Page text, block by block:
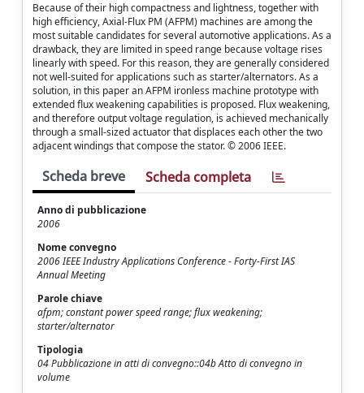
Because of their high compactness and lightness, together with
high efficiency, Axial-Flux PM (AFPM) machines are among the
most suitable candidates for several automotive applications. As a
drawback, they are limited in speed range because voltage rises
linearly with speed. For this reason, they are generally considered
not well-suited for applications such as starter/alternators. As a
solution, in this paper an AFPM ironless machine prototype with
extended flux weakening capabilities is proposed. Flux weakening,
and therefore output voltage regulation, is achieved mechanically
through a small-sized actuator that displaces each other the two
adjacent windings that compose the stator. © 2006 IEEE.
Scheda breve Scheda completa
Anno di pubblicazione
2006
Nome convegno
2006 IEEE Industry Applications Conference - Forty-First IAS
Annual Meeting
Parole chiave
afpm; constant power speed range; flux weakening;
starter/alternator
Tipologia
04 Pubblicazione in atti di convegno::04b Atto di convegno in
volume